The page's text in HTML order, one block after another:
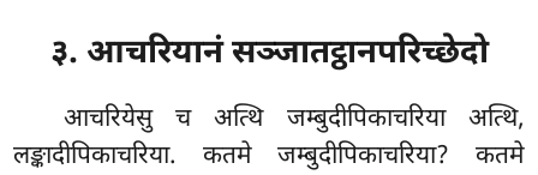
३. आचरियानं सञ्जातट्ठानपरिच्छेदो
आचरियेसु च अत्थि जम्बुदीपिकाचरिया अत्थि,
लङ्कादीपिकाचरिया. कतमे जम्बुदीपिकाचरिया? कतमे